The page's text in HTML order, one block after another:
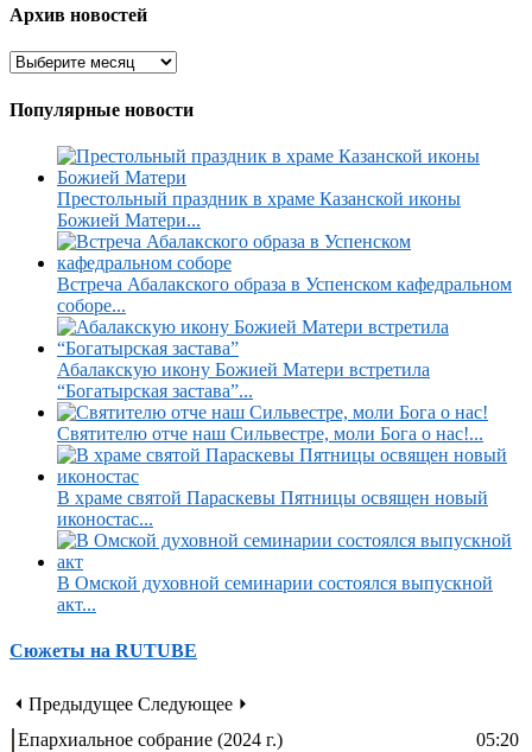
Архив новостей
Популярные новости
Престольный праздник в храме Казанской иконы
Божией Матери...
Встреча Абалакского образа в Успенском кафедральном
соборе...
Абалакскую икону Божией Матери встретила
“Богатырская застава”...
Святителю отче наш Сильвестре, моли Бога о нас!...
В храме святой Параскевы Пятницы освящен новый
иконостас...
В Омской духовной семинарии состоялся выпускной
акт...
Сюжеты на RUTUBE
⏴ Предыдущее Следующее ⏵
Епархиальное собрание (2024 г.)
05:20